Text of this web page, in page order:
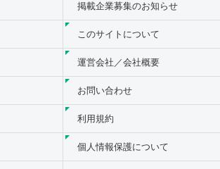
掲載企業募集のお知らせ
このサイトについて
運営会社／会社概要
お問い合わせ
利用規約
個人情報保護について